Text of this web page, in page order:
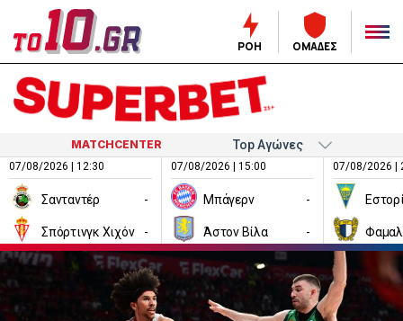
ΡΟΗ ΟΜΑΔΕΣ
MATCHCENTER
07/08/2026 | 12:30
Σανταντέρ -
Σπόρτινγκ Χιχόν -
07/08/2026 | 15:00
Μπάγερν -
Άστον Βίλα -
07/08/2026 |